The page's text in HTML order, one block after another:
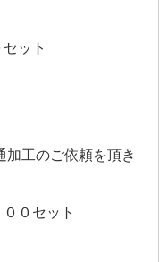
ット
加工のご依頼を頂き
０セット